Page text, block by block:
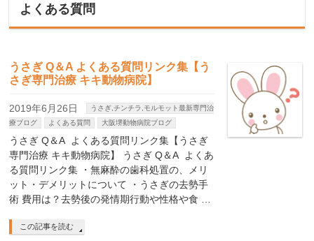
よくある質問
うさぎ Q＆A よくある質問リンク集【う
さぎ専門治療 キキ動物病院】
2019年6月26日
うさぎ,チンチラ,モルモット最新専門治
療ブログ
よくある質問 大阪堺動物病院ブログ
うさぎ Q＆A よくある質問リンク集【うさぎ
専門治療 キキ動物病院】 うさぎ Q＆A よくあ
る質問リンク集 ・無麻酔の歯科処置の、メリ
ット・デメリットについて ・うさぎの去勢手
術 費用は？去勢後の発情期行動や性格や食 …
この記事を読む